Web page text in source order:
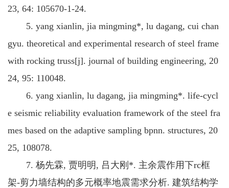
23, 64: 105670-1-24.
5. yang xianlin, jia mingming*, lu dagang, cui chan
gyu. theoretical and experimental research of steel frame
with rocking truss[j]. journal of building engineering, 20
24, 95: 110048.
6. yang xianlin, lu dagang, jia mingming*. life-cycl
e seismic reliability evaluation framework of the steel fra
mes based on the adaptive sampling bpnn. structures, 20
25, 108078.
7. 杨先霖, 贾明明, 吕大刚*. 主余震作用下rc框
架-剪力墙结构的多元概率地震需求分析. 建筑结构学